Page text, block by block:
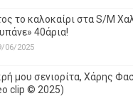
το καλοκαίρι στα S/M
40άρια!
06/2025
μου σενιορίτα, Χάρης
clip © 2025)